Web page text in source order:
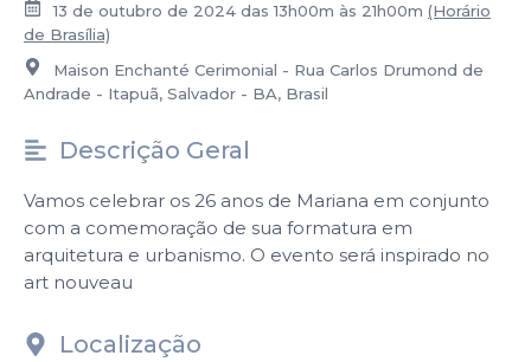
13 de outubro de 2024 das 13h00m às 21h00m (Horário
de Brasília)
Maison Enchanté Cerimonial - Rua Carlos Drumond de
Andrade - Itapuã, Salvador - BA, Brasil
Descrição Geral
Vamos celebrar os 26 anos de Mariana em conjunto
com a comemoração de sua formatura em
arquitetura e urbanismo. O evento será inspirado no
art nouveau
Localização